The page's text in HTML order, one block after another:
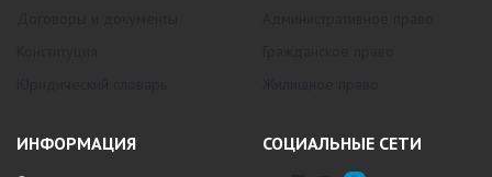
ИНФОРМАЦИЯ СОЦИАЛЬНЫЕ СЕТИ